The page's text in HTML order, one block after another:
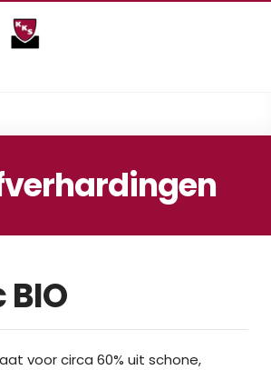
BIO
voor circa 60% uit schone,